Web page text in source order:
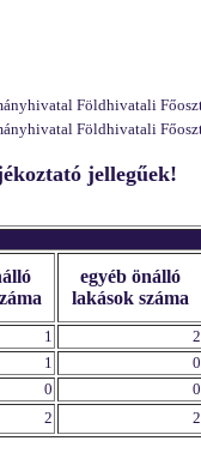
Földhivatali
Földhivatali
jellegűek!
egyéb önálló
lakások száma
1
2
1
0
0 0
2 2